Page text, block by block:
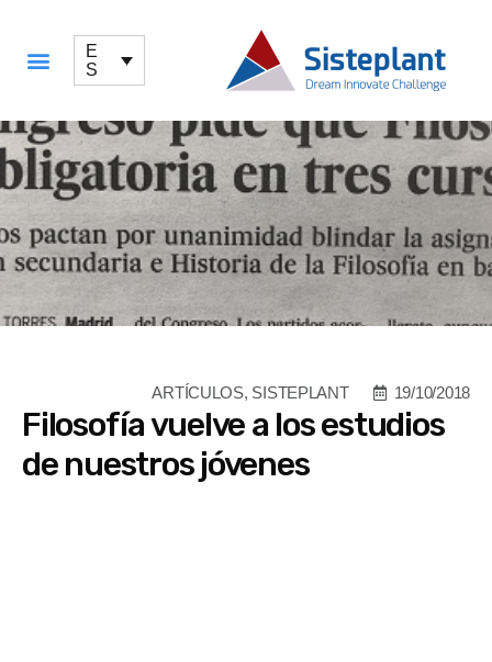
E
S
ARTÍCULOS, SISTEPLANT 19/10/2018
Filosofía vuelve a los estudios
de nuestros jóvenes